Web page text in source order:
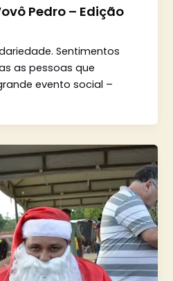
Pedro – Edição
Sentimentos
as pessoas que
evento social –